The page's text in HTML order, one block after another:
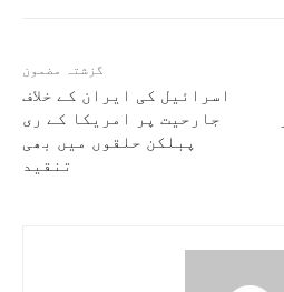
گزشتہ مضمون
اسرائیل کی ایران کے خلاف
جارحیت پر امریکا کے ری
پبلکن حلقوں میں بھی
تنقید